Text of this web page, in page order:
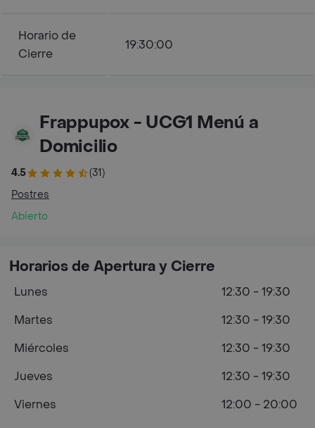
Horario de
Cierre
19:30:00
Frappupox - UCG1 Menú a
Domicilio
4.5
(31)
Postres
Abierto
Horarios de Apertura y Cierre
Lunes
12:30 - 19:30
Martes
12:30 - 19:30
Miércoles
12:30 - 19:30
Jueves
12:30 - 19:30
Viernes
12:00 - 20:00